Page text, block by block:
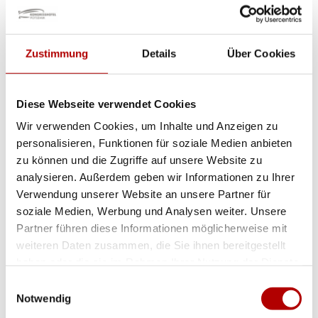
Zustimmung Details Über Cookies
Diese Webseite verwendet Cookies
Wir verwenden Cookies, um Inhalte und Anzeigen zu
personalisieren, Funktionen für soziale Medien anbieten
zu können und die Zugriffe auf unsere Website zu
analysieren. Außerdem geben wir Informationen zu Ihrer
Verwendung unserer Website an unsere Partner für
soziale Medien, Werbung und Analysen weiter. Unsere
Partner führen diese Informationen möglicherweise mit
weiteren Daten zusammen, die Sie ihnen bereitgestellt
Notwendig
Lauf- und Fahrrad-Route:
Templiner See
Entdecken Sie den zauberhaften Templiner
See, das Juwel in der Kette majestätischer
Seen entlang der malerischen mittleren
Havel. Diese einzigartige Wasserlandschaft
erstreckt sich vom idyllischen Nieder-
Neuendorfer See in Berlin bis hin zum
beeindruckenden Großen Zernsee bei
Werder an der Havel – ein wahres Paradies
sie über den See nach Potsdam hinein und